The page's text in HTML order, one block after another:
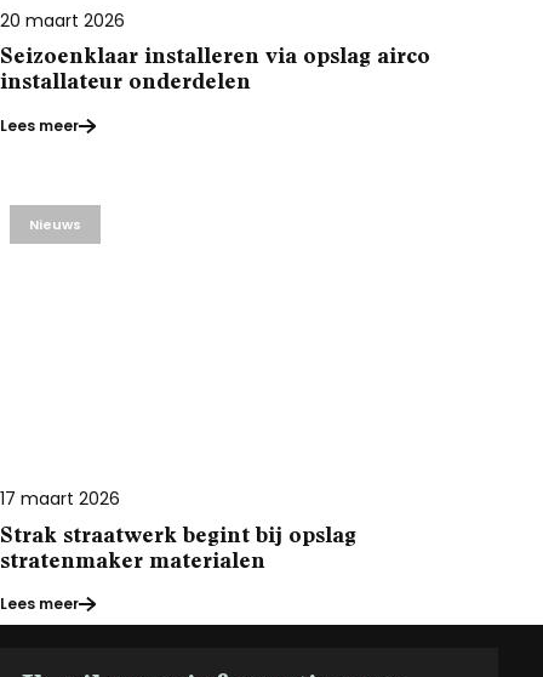
20 maart 2026
Seizoenklaar installeren via opslag airco
installateur onderdelen
Lees meer
17 maart 2026
Strak straatwerk begint bij opslag
stratenmaker materialen
Lees meer
Nieuws